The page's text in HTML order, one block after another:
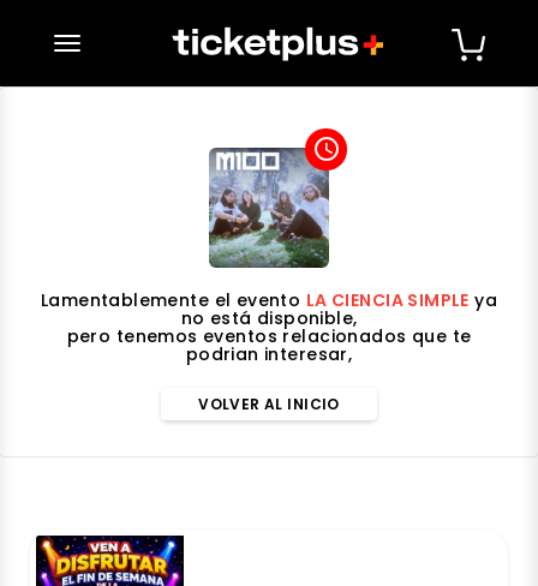
desplegar navegación
access_time
Lamentablemente el evento LA CIENCIA SIMPLE ya
no está disponible,
pero tenemos eventos relacionados que te
podrian interesar,
VOLVER AL INICIO